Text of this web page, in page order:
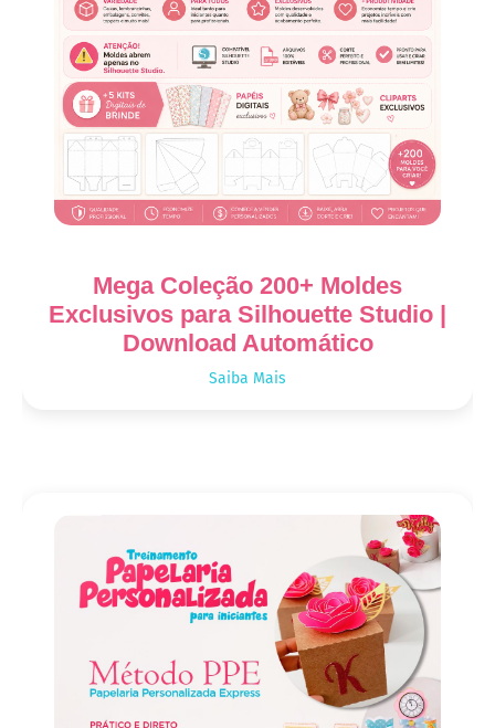
Mega Coleção 200+ Moldes
Exclusivos para Silhouette Studio |
Download Automático
Saiba Mais